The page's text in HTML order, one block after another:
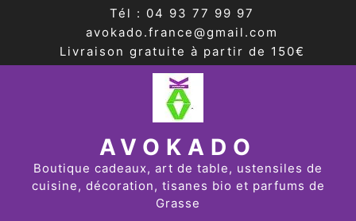
Tél : 04 93 77 99 97
avokado.france@gmail.com
Livraison gratuite à partir de 150€
AVOKADO
Boutique cadeaux, art de table, ustensiles de
cuisine, décoration, tisanes bio et parfums de
Grasse